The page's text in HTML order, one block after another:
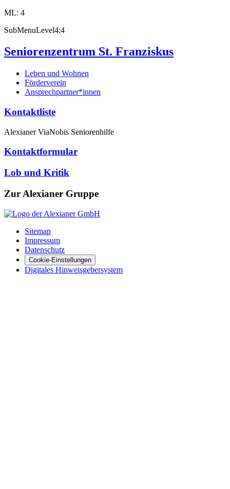
ML: 4
SubMenuLevel4:4
Seniorenzentrum St. Franziskus
Leben und Wohnen
Förderverein
Ansprechpartner*innen
Kontaktliste
Alexianer ViaNobis Seniorenhilfe
Kontaktformular
Lob und Kritik
Zur Alexianer Gruppe
Sitemap
Impressum
Datenschutz
Cookie-Einstellungen
Digitales Hinweisgebersystem